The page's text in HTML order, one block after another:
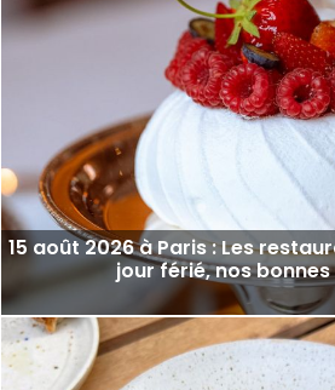
15 août 2026 à Paris : Les
jour férié, nos